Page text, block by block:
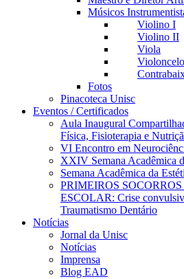
Músicos
Violino I
Violino II
Viola
Violoncelo
Fotos
Pinacoteca Unisc
Eventos / Certificados
Aula Inaugural
Física, Fisioterapia e
VI Encontro em
XXIV Semana Acadêmica
Semana Acadêmica da
PRIMEIROS
ESCOLAR: Crise
Traumatismo Dentário
Notícias
Jornal da Unisc
Notícias
Imprensa
Blog EAD